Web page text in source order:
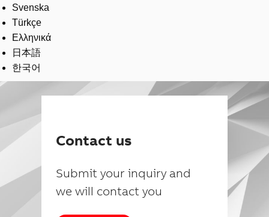
Svenska
Türkçe
Ελληνικά
日本語
한국어
Contact us
Submit your inquiry and
we will contact you